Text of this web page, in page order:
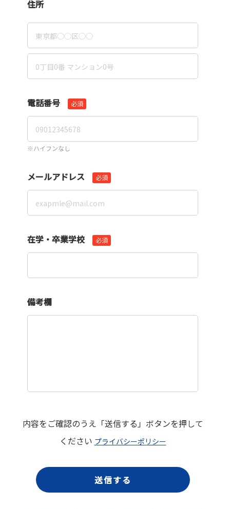
住所
電話番号 必須
※ハイフンなし
メールアドレス 必須
在学・卒業学校 必須
備考欄
内容をご確認のうえ「送信する」ボタンを押して
ください プライバシーポリシー